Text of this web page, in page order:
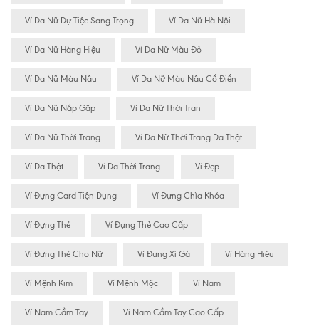
Ví Da Nữ Dự Tiệc Sang Trọng Ví Da Nữ Hà Nội
Ví Da Nữ Hàng Hiệu Ví Da Nữ Màu Đỏ
Ví Da Nữ Màu Nâu Ví Da Nữ Màu Nâu Cổ Điển
Ví Da Nữ Nắp Gập Ví Da Nữ Thời Tran
Ví Da Nữ Thời Trang Ví Da Nữ Thời Trang Da Thật
Ví Da Thật Ví Da Thời Trang Ví Đẹp
Ví Đựng Card Tiện Dụng Ví Đựng Chìa Khóa
Ví Đựng Thẻ Ví Đựng Thẻ Cao Cấp
Ví Đựng Thẻ Cho Nữ Ví Đựng Xì Gà Ví Hàng Hiệu
Ví Mệnh Kim Ví Mệnh Mộc Ví Nam
Ví Nam Cầm Tay Ví Nam Cầm Tay Cao Cấp